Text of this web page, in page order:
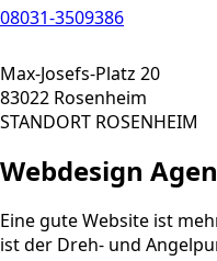
08031-3509386
Max-Josefs-Platz 20
83022 Rosenheim
STANDORT ROSENHEIM
Webdesign
Eine gute Website ist
ist der Dreh- und